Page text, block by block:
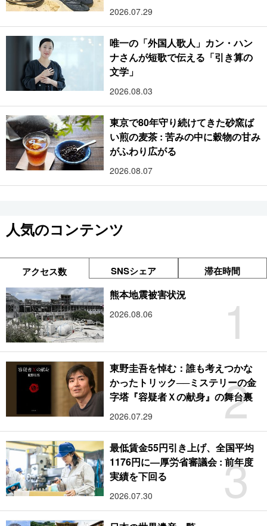
2026.07.29
唯一の「外国人歌人」カン・ハン
ナさんが短歌で伝える「引き算の
文学」
2026.08.03
東京で80年守り続けてきた砂窯ば
い煎の麦茶 : 苦みの中に穀物の甘み
がふわり広がる
2026.08.07
人気のコンテンツ
アクセス数 SNSシェア 滞在時間
1
熊本地震被害状況
2026.08.06
2
東野圭吾を悼む：誰も考えつかな
かったトリック──ミステリーの金
字塔『容疑者Ｘの献身』の舞台裏
2026.07.29
3
最低賃金55円引き上げ、全国平均
1176円に―厚労省審議会 : 前年度
実績を下回る
2026.07.30